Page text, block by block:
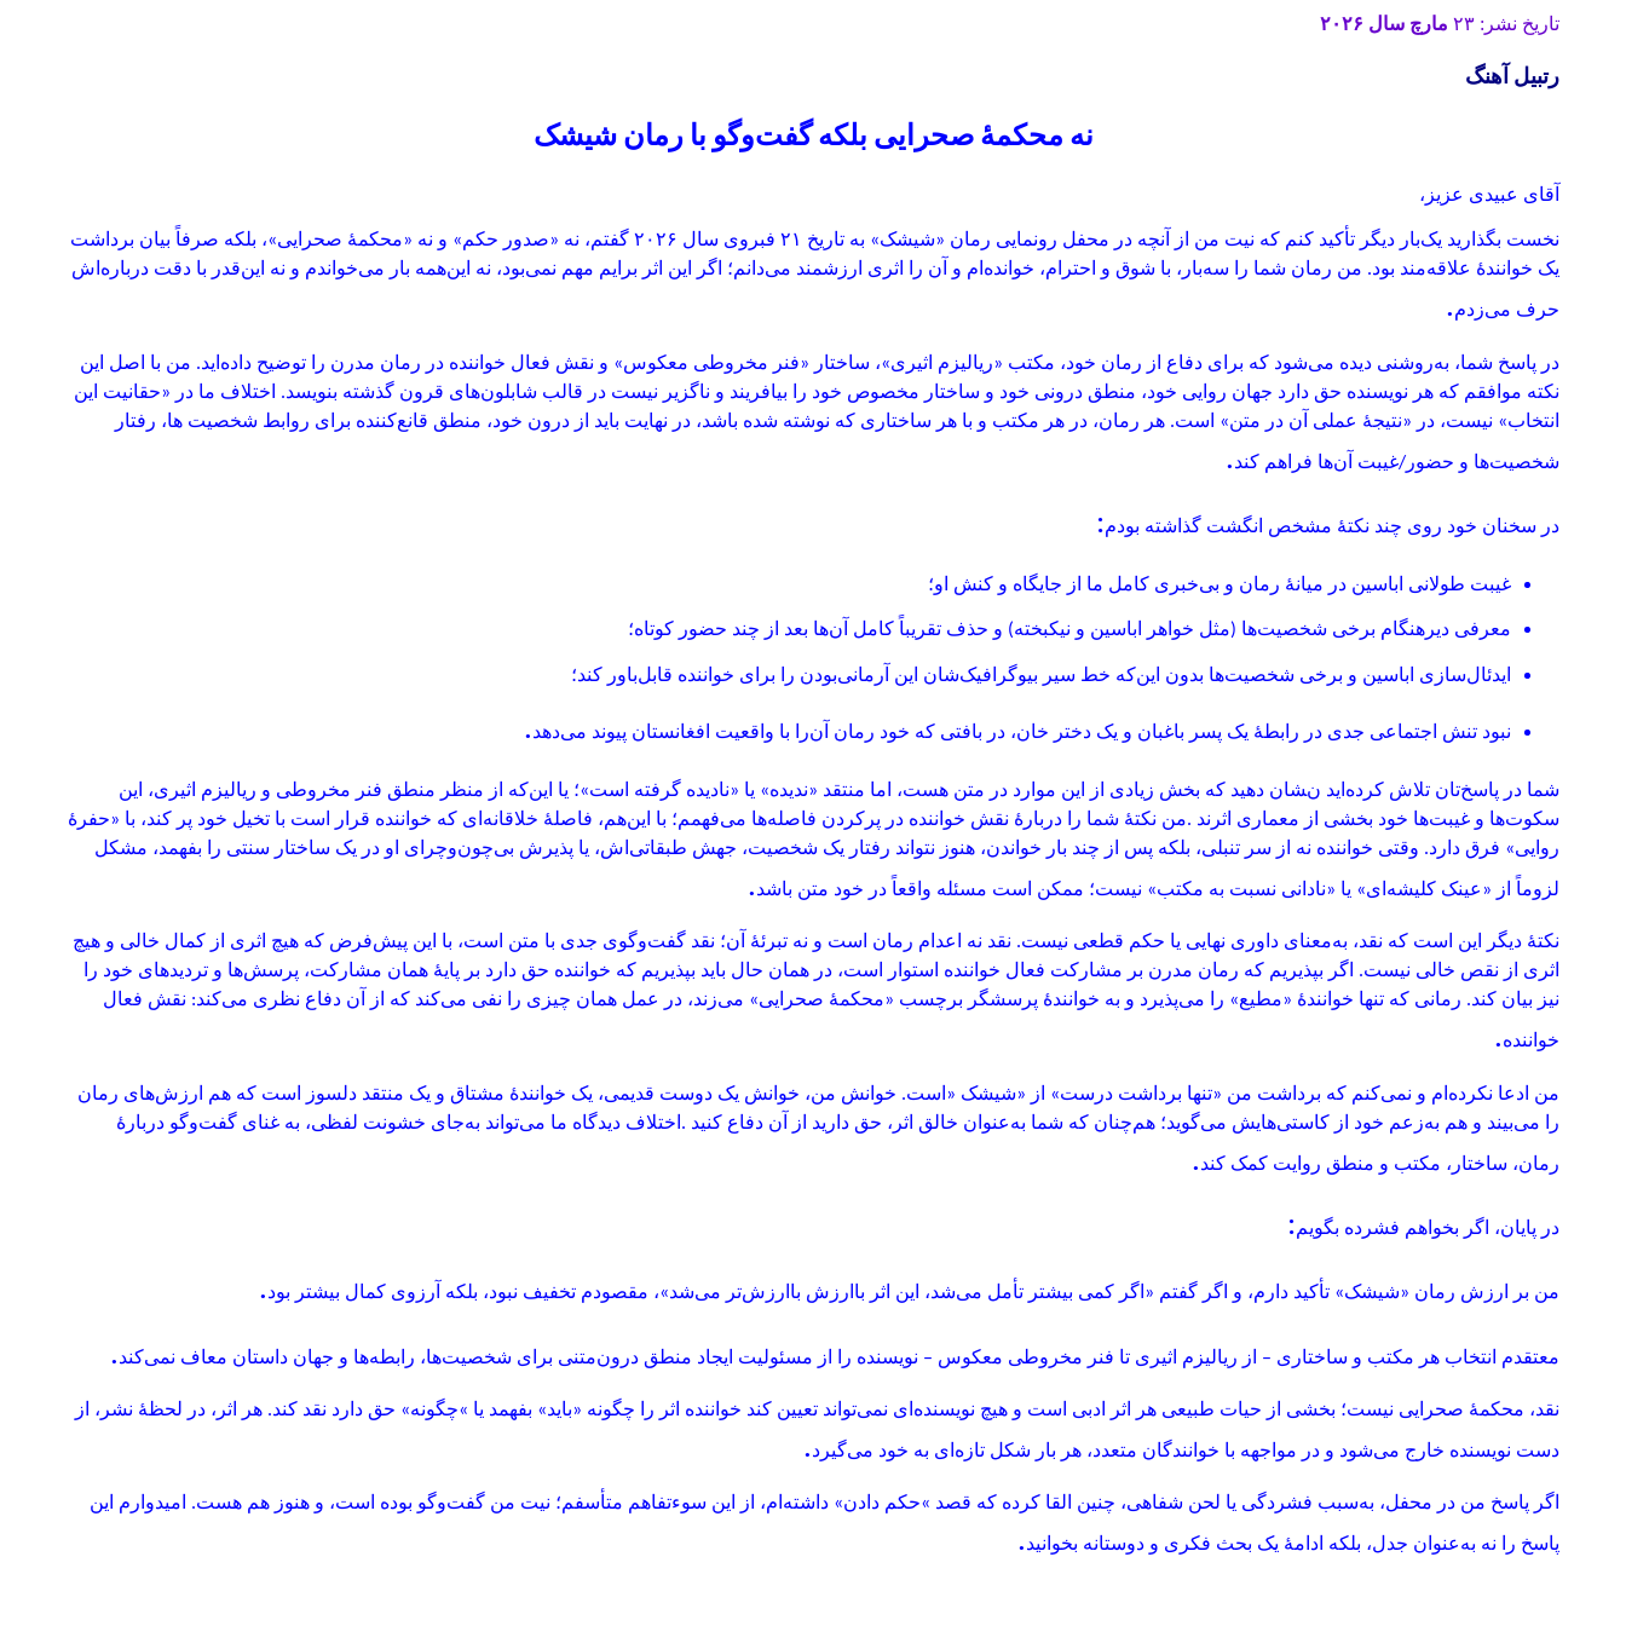
تاریخ نشر: ۲۳ مارچ سال ۲۰۲۶
رتبیل آهنگ
نه محکمهٔ صحرایی بلکه گفت‌وگو با رمان شیشک
آقای عبیدی عزیز،
نخست بگذارید یک‌بار دیگر تأکید کنم که نیت من از آنچه در محفل رونمایی رمان «شیشک» به تاریخ ۲۱ فبروی سال ۲۰۲۶ گفتم، نه «صدور حکم» و نه «محکمهٔ صحرایی»، بلکه صرفاً بیان برداشت
یک خوانندهٔ علاقه‌مند بود. من رمان شما را سه‌بار، با شوق و احترام، خوانده‌ام و آن را اثری ارزشمند می‌دانم؛ اگر این اثر برایم مهم نمی‌بود، نه این‌همه بار می‌خواندم و نه این‌قدر با دقت درباره‌اش
حرف می‌زدم.
در پاسخ شما، به‌روشنی دیده می‌شود که برای دفاع از رمان خود، مکتب «ریالیزم اثیری»، ساختار «فنر مخروطی معکوس» و نقش فعال خواننده در رمان مدرن را توضیح داده‌اید. من با اصل این
نکته موافقم که هر نویسنده حق دارد جهان روایی خود، منطق درونی خود و ساختار مخصوص خود را بیافریند و ناگزیر نیست در قالب شابلون‌های قرون گذشته بنویسد. اختلاف ما در «حقانیت این
انتخاب» نیست، در «نتیجهٔ عملی آن در متن» است. هر رمان، در هر مکتب و با هر ساختاری که نوشته شده باشد، در نهایت باید از درون خود، منطق قانع‌کننده برای روابط شخصیت ها، رفتار
شخصیت‌ها و حضور/غیبت آن‌ها فراهم کند.
در سخنان خود روی چند نکتهٔ مشخص انگشت گذاشته بودم:
غیبت طولانی اباسین در میانهٔ رمان و بی‌خبری کامل ما از جایگاه و کنش او؛
معرفی دیرهنگام برخی شخصیت‌ها (مثل خواهر اباسین و نیکبخته) و حذف تقریباً کامل آن‌ها بعد از چند حضور کوتاه؛
ایدئال‌سازی اباسین و برخی شخصیت‌ها بدون این‌که خط سیر بیوگرافیک‌شان این آرمانی‌بودن را برای خواننده قابل‌باور کند؛
نبود تنش اجتماعی جدی در رابطهٔ یک پسر باغبان و یک دختر خان، در بافتی که خود رمان آن‌را با واقعیت افغانستان پیوند می‌دهد.
شما در پاسخ‌تان تلاش کرده‌اید نشان دهید که بخش زیادی از این موارد در متن هست، اما منتقد «ندیده» یا «نادیده گرفته است»؛ یا این‌که از منظر منطق فنر مخروطی و ریالیزم اثیری، این
سکوت‌ها و غیبت‌ها خود بخشی از معماری اثرند .من نکتهٔ شما را دربارهٔ نقش خواننده در پرکردن فاصله‌ها می‌فهمم؛ با این‌هم، فاصلهٔ خلاقانه‌ای که خواننده قرار است با تخیل خود پر کند، با «حفرهٔ
روایی» فرق دارد. وقتی خواننده نه از سر تنبلی، بلکه پس از چند بار خواندن، هنوز نتواند رفتار یک شخصیت، جهش طبقاتی‌اش، یا پذیرش بی‌چون‌وچرای او در یک ساختار سنتی را بفهمد، مشکل
لزوماً از «عینک کلیشه‌ای» یا «نادانی نسبت به مکتب» نیست؛ ممکن است مسئله واقعاً در خود متن باشد.
نکتهٔ دیگر این است که نقد، به‌معنای داوری نهایی یا حکم قطعی نیست. نقد نه اعدام رمان است و نه تبرئهٔ آن؛ نقد گفت‌وگوی جدی با متن است، با این پیش‌فرض که هیچ اثری از کمال خالی و هیچ
اثری از نقص خالی نیست. اگر بپذیریم که رمان مدرن بر مشارکت فعال خواننده استوار است، در همان حال باید بپذیریم که خواننده حق دارد بر پایهٔ همان مشارکت، پرسش‌ها و تردیدهای خود را
نیز بیان کند. رمانی که تنها خوانندهٔ «مطیع» را می‌پذیرد و به خوانندهٔ پرسشگر برچسب «محکمهٔ صحرایی» می‌زند، در عمل همان چیزی را نفی می‌کند که از آن دفاع نظری می‌کند: نقش فعال
خواننده.
من ادعا نکرده‌ام و نمی‌کنم که برداشت من «تنها برداشت درست» از «شیشک » است. خوانش من، خوانش یک دوست قدیمی، یک خوانندهٔ مشتاق و یک منتقد دلسوز است که هم ارزش‌های رمان
را می‌بیند و هم به‌زعم خود از کاستی‌هایش می‌گوید؛ هم‌چنان که شما به‌عنوان خالق اثر، حق دارید از آن دفاع کنید . اختلاف دیدگاه ما می‌تواند به‌جای خشونت لفظی، به غنای گفت‌وگو دربارهٔ
رمان، ساختار، مکتب و منطق روایت کمک کند.
در پایان، اگر بخواهم فشرده بگویم:
من بر ارزش رمان «شیشک» تأکید دارم، و اگر گفتم «اگر کمی بیشتر تأمل می‌شد، این اثر باارزش باارزش‌تر می‌شد»، مقصودم تخفیف نبود، بلکه آرزوی کمال بیشتر بود.
معتقدم انتخاب هر مکتب و ساختاری – از ریالیزم اثیری تا فنر مخروطی معکوس – نویسنده را از مسئولیت ایجاد منطق درون‌متنی برای شخصیت‌ها، رابطه‌ها و جهان داستان معاف نمی‌کند.
نقد، محکمهٔ صحرایی نیست؛ بخشی از حیات طبیعی هر اثر ادبی است و هیچ نویسنده‌ای نمی‌تواند تعیین کند خواننده اثر را چگونه «باید» بفهمد یا «چگونه» حق دارد نقد کند. هر اثر، در لحظهٔ نشر، از
دست نویسنده خارج می‌شود و در مواجهه با خوانندگان متعدد، هر بار شکل تازه‌ای به خود می‌گیرد.
اگر پاسخ من در محفل، به‌سبب فشردگی یا لحن شفاهی، چنین القا کرده که قصد «حکم دادن» داشته‌ام، از این سوءتفاهم متأسفم؛ نیت من گفت‌وگو بوده است، و هنوز هم هست. امیدوارم این
پاسخ را نه به‌عنوان جدل، بلکه ادامهٔ یک بحث فکری و دوستانه بخوانید.